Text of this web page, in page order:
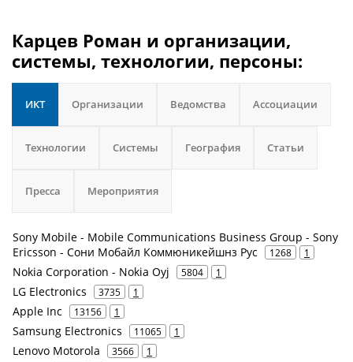
Карцев Роман и организации,
системы, технологии, персоны:
ИКТ Организации Ведомства Ассоциации
Технологии Системы География Статьи
Пресса Мероприятия
Sony Mobile - Mobile Communications Business Group - Sony
Ericsson - Сони Мобайл Коммюникейшнз Рус
1268 1
Nokia Corporation - Nokia Oyj 5804 1
LG Electronics 3735 1
Apple Inc 13156 1
Samsung Electronics 11065 1
Lenovo Motorola 3566 1